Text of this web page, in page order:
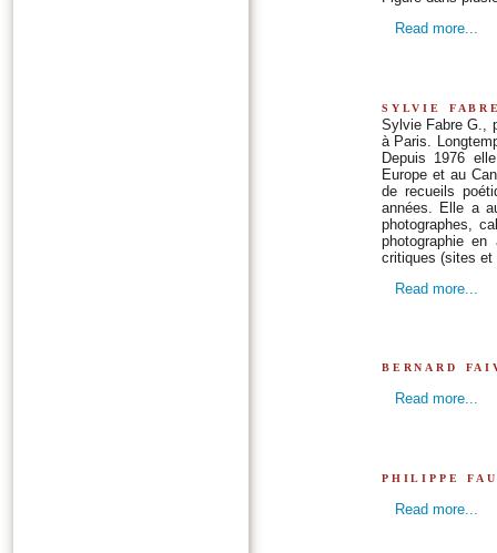
Read more...
sylvie
Sylvie Fabre G.,
à Paris.
Depuis 1976
Europe et au
de recueils
années. Elle a
photographes,
photographie
critiques (sites et
Read more...
bernard
Read more...
philippe
Read more...